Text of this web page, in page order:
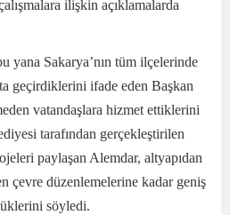
ilişkin açıklamalarda
yana Sakarya’nın tüm ilçelerinde
geçirdiklerini ifade eden Başkan
vatandaşlara hizmet ettiklerini
tarafından gerçekleştirilen
paylaşan Alemdar, altyapıdan
çevre düzenlemelerine kadar geniş
söyledi.